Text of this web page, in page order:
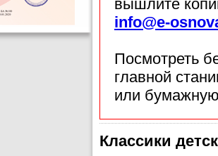
вышлите
info@e-
Посмотреть
главной
или
Классики